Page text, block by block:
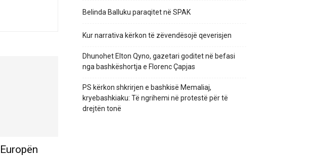
Belinda Balluku paraqitet në SPAK
Kur narrativa kërkon të zëvendësojë qeverisjen
Dhunohet Elton Qyno, gazetari goditet në befasi
nga bashkëshortja e Florenc Çapjas
PS kërkon shkrirjen e bashkisë Memaliaj,
kryebashkiaku: Të ngrihemi në protestë për të
drejtën tonë